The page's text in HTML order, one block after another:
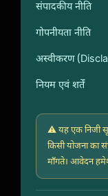
संपादकीय नीति
गोपनीयता नीति
अस्वीकरण
नियम एवं शर्तें
⚠️ यह एक निजी
किसी योजना का
माँगते। आवेदन